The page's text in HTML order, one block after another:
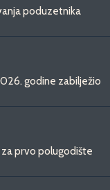
poduzetnika
godine zabilježio
prvo polugodište